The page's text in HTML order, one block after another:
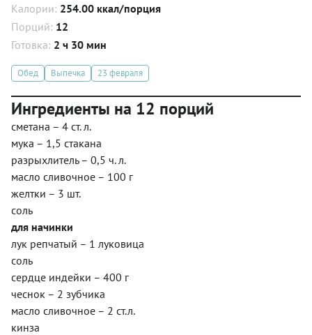
Калории: 254.00 ккал/порция
Порций: 12
Готовка: 2 ч 30 мин
Обед Выпечка 23 февраля
Ингредиенты на 12 порций
сметана – 4 ст. л.
мука – 1,5 стакана
разрыхлитель – 0,5 ч. л.
масло сливочное – 100 г
желтки – 3 шт.
соль
для начинки
лук репчатый – 1 луковица
соль
сердце индейки – 400 г
чеснок – 2 зубчика
масло сливочное – 2 ст.л.
кинза